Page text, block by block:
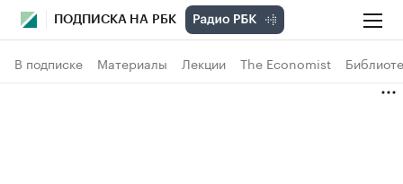
ПОДПИСКА НА РБК
В подписке Материалы Лекции The Economist